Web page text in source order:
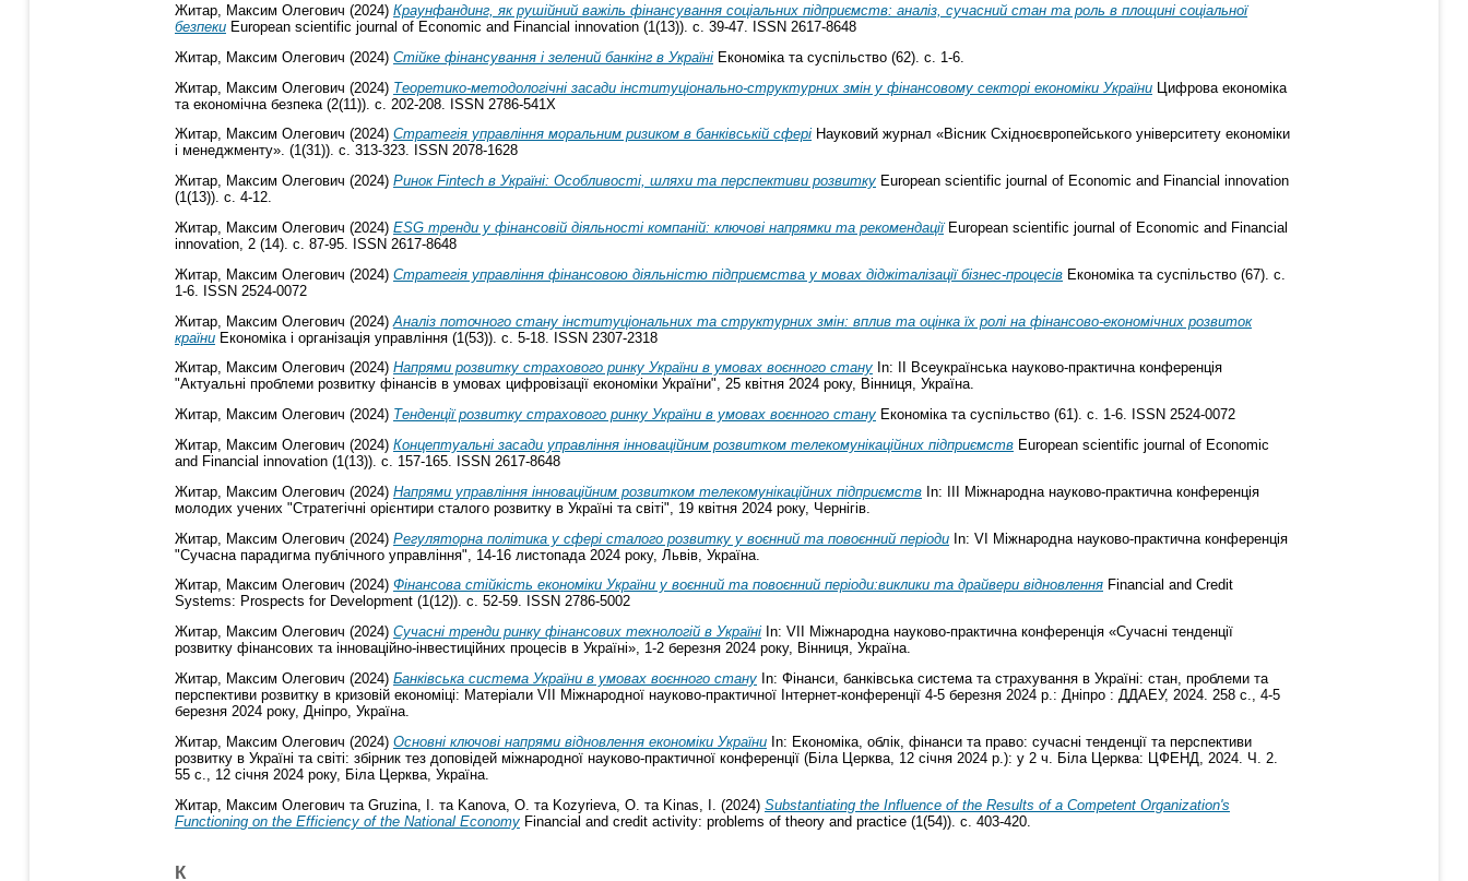
Житар, Максим Олегович (2024) Краунфандинг, як рушійний важіль фінансування соціальних підприємств: аналіз, сучасний стан та роль в площині соціальної
безпеки European scientific journal of Economic and Financial innovation (1(13)). с. 39-47. ISSN 2617-8648
Житар, Максим Олегович (2024) Стійке фінансування і зелений банкінг в Україні Економіка та суспільство (62). с. 1-6.
Житар, Максим Олегович (2024) Теоретико-методологічні засади інституціонально-структурних змін у фінансовому секторі економіки України Цифрова економіка
та економічна безпека (2(11)). с. 202-208. ISSN 2786-541X
Житар, Максим Олегович (2024) Стратегія управління моральним ризиком в банківській сфері Науковий журнал «Вісник Східноєвропейського університету економіки
і менеджменту». (1(31)). с. 313-323. ISSN 2078-1628
Житар, Максим Олегович (2024) Ринок Fintech в Україні: Особливості, шляхи та перспективи розвитку European scientific journal of Economic and Financial innovation
(1(13)). с. 4-12.
Житар, Максим Олегович (2024) ESG тренди у фінансовій діяльності компаній: ключові напрямки та рекомендаціїEuropean scientific journal of Economic and Financial
innovation, 2 (14). с. 87-95. ISSN 2617-8648
Житар, Максим Олегович (2024) Стратегія управління фінансовою діяльністю підприємства у мовах діджіталізації бізнес-процесів Економіка та суспільство (67). с.
1-6. ISSN 2524-0072
Житар, Максим Олегович (2024) Аналіз поточного стану інституціональних та структурних змін: вплив та оцінка їх ролі на фінансово-економічних розвиток
країни Економіка і організація управління (1(53)). с. 5-18. ISSN 2307-2318
Житар, Максим Олегович (2024) Напрями розвитку страхового ринку України в умовах воєнного стану In: ІІ Всеукраїнська науково-практична конференція
"Актуальні проблеми розвитку фінансів в умовах цифровізації економіки України", 25 квітня 2024 року, Вінниця, Україна.
Житар, Максим Олегович (2024) Тенденції розвитку страхового ринку України в умовах воєнного стану Економіка та суспільство (61). с. 1-6. ISSN 2524-0072
Житар, Максим Олегович (2024) Концептуальні засади управління інноваційним розвитком телекомунікаційних підприємств European scientific journal of Economic
and Financial innovation (1(13)). с. 157-165. ISSN 2617-8648
Житар, Максим Олегович (2024) Напрями управління інноваційним розвитком телекомунікаційних підприємств In: ІІІ Міжнародна науково-практична конференція
молодих учених "Стратегічні орієнтири сталого розвитку в Україні та світі", 19 квітня 2024 року, Чернігів.
Житар, Максим Олегович (2024) Регуляторна політика у сфері сталого розвитку у воєнний та повоєнний періоди In: VI Міжнародна науково-практична конференція
"Сучасна парадигма публічного управління", 14-16 листопада 2024 року, Львів, Україна.
Житар, Максим Олегович (2024) Фінансова стійкість економіки України у воєнний та повоєнний періоди:виклики та драйвери відновлення Financial and Credit
Systems: Prospects for Development (1(12)). с. 52-59. ISSN 2786-5002
Житар, Максим Олегович (2024) Сучасні тренди ринку фінансових технологій в Україні In: VІІ Міжнародна науково-практична конференція «Сучасні тенденції
розвитку фінансових та інноваційно-інвестиційних процесів в Україні», 1-2 березня 2024 року, Вінниця, Україна.
Житар, Максим Олегович (2024) Банківська система України в умовах воєнного стану In: Фінанси, банківська система та страхування в Україні: стан, проблеми та
перспективи розвитку в кризовій економіці: Матеріали VIІ Міжнародної науково-практичної Інтернет-конференції 4-5 березня 2024 р.: Дніпро : ДДАЕУ, 2024. 258 с., 4-5
березня 2024 року, Дніпро, Україна.
Житар, Максим Олегович (2024) Основні ключові напрями відновлення економіки України In: Економіка, облік, фінанси та право: сучасні тенденції та перспективи
розвитку в Україні та світі: збірник тез доповідей міжнародної науково-практичної конференції (Біла Церква, 12 січня 2024 р.): у 2 ч. Біла Церква: ЦФЕНД, 2024. Ч. 2.
55 с., 12 січня 2024 року, Біла Церква, Україна.
Житар, Максим Олегович та Gruzina, I. та Kanova, O. та Kozyrieva, O. та Kinas, I. (2024) Substantiating the Influence of the Results of a Competent Organization's
Functioning on the Efficiency of the National Economy Financial and credit activity: problems of theory and practice (1(54)). с. 403-420.
К